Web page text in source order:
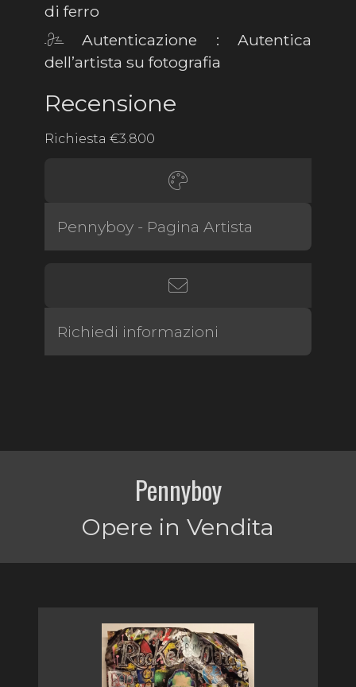
di ferro
Autenticazione : Autentica
dell’artista su fotografia
Recensione
Richiesta €3.800
Pennyboy - Pagina Artista
Richiedi informazioni
Pennyboy
Opere in Vendita